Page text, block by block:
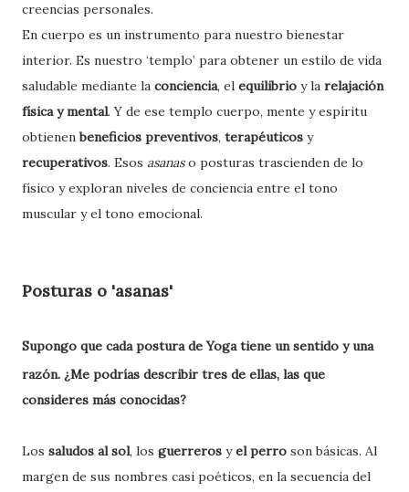
creencias personales.
En cuerpo es un instrumento para nuestro bienestar
interior. Es nuestro ‘templo’ para obtener un estilo de vida
saludable mediante la conciencia, el equilibrio y la relajación
física y mental. Y de ese templo cuerpo, mente y espíritu
obtienenbeneficios preventivos, terapéuticos y
recuperativos. Esos asanaso posturas trascienden de lo
físico y exploran niveles de conciencia entre el tono
muscular y el tono emocional.
Posturas o 'asanas'
Supongo que cada postura de Yoga tiene un sentido y una
razón. ¿Me podrías describir tres de ellas, las que
consideres más conocidas?
Los saludos al sol, los guerreros yel perro son básicas. Al
margen de sus nombres casi poéticos, en la secuencia del